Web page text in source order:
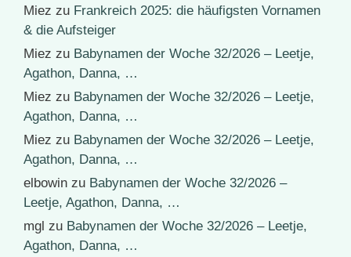
Miez zu Frankreich 2025: die häufigsten Vornamen
& die Aufsteiger
Miez zu Babynamen der Woche 32/2026 – Leetje,
Agathon, Danna, …
Miez zu Babynamen der Woche 32/2026 – Leetje,
Agathon, Danna, …
Miez zu Babynamen der Woche 32/2026 – Leetje,
Agathon, Danna, …
elbowin zu Babynamen der Woche 32/2026 –
Leetje, Agathon, Danna, …
mgl zu Babynamen der Woche 32/2026 – Leetje,
Agathon, Danna, …